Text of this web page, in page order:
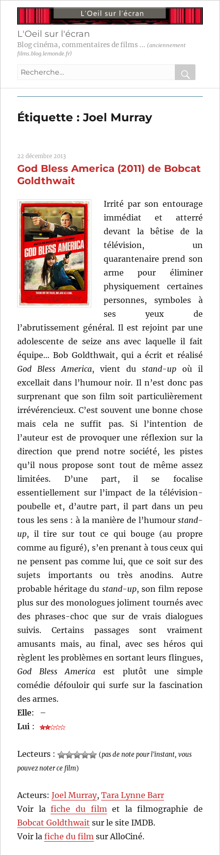
L'Oeil sur l'écran
Blog cinéma, commentaires de films ... (anciennement
films.blog.lemonde.fr)
Recherche
:
OK
Étiquette :Joel Murray
22 décembre 2013
God Bless America (2011) de Bobcat
Goldthwait
Irrité par son entourage
immédiat et atterré
devant la bêtise de la
télévision, un
quarantenaire prend son
arme pour éliminer
physiquement certaines
personnes, symboles à
ses yeux de
l’abrutissement général. Il est rejoint par une
adolescente de seize ans avec laquelle il fait
équipe… Bob Goldthwait, qui a écrit et réalisé
God Bless America, vient du stand-upoù il
excellait dans l’humour noir. Il n’est donc pas
surprenant que son film soit particulièrement
irrévérencieux. C’est souvent une bonne chose
mais cela ne suffit pas. Si l’intention de
l’auteur est de provoquer une réflexion sur la
direction que prend notre société, les pistes
qu’il nous propose sont tout de même assez
limitées. D’une part, il se focalise
essentiellement sur l’impact de la télévision-
poubelle et, d’autre part, il part dans un peu
tous les sens : à la manière de l’humour stand-
up, il tire sur tout ce qui bouge (au propre
comme au figuré), s’en prenant à tous ceux qui
ne pensent pas comme lui, que ce soit sur des
sujets importants ou très anodins. Autre
probable héritage du stand-up, son film repose
plus sur des monologues joliment tournés avec
des phrases-choc que sur de vrais dialogues
suivis. Certains passages sont vraiment
amusants mais, au final, avec ses héros qui
règlent les problèmes en sortant leurs flingues,
God Bless America est plutôt une simple
comédie défouloir qui surfe sur la fascination
des armes.
Elle:
–
Lui :
Lecteurs : (pas de note pour l'instant, vous
pouvez noter ce film)
Acteurs:Joel Murray,Tara Lynne Barr
Voir lafiche du filmet la filmographie de
Bobcat Goldthwait sur le site IMDB.
Voir lafiche du film sur AlloCiné.